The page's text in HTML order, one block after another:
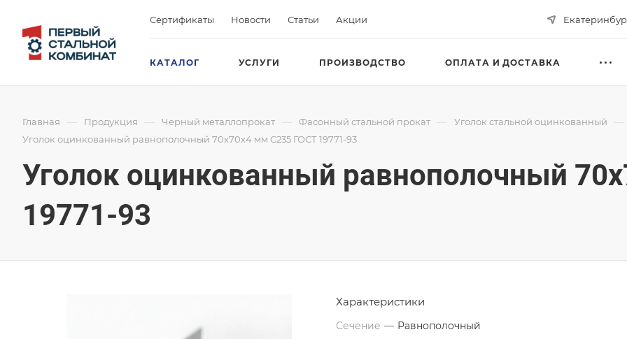
Сертификаты Новости Статьи Акции
КАТАЛОГ УСЛУГИ ПРОИЗВОДСТВО ОПЛАТА И ДОСТАВКА
Главная — Продукция — Черный металлопрокат — Фасонный стальной прокат — Уголок стальной оцинкованный —
Уголок оцинкованный равнополочный 70х70х4 мм С235 ГОСТ 19771-93
Уголок оцинкованный равнополочный
19771-93
Характеристики
Сечение — Равнополочный